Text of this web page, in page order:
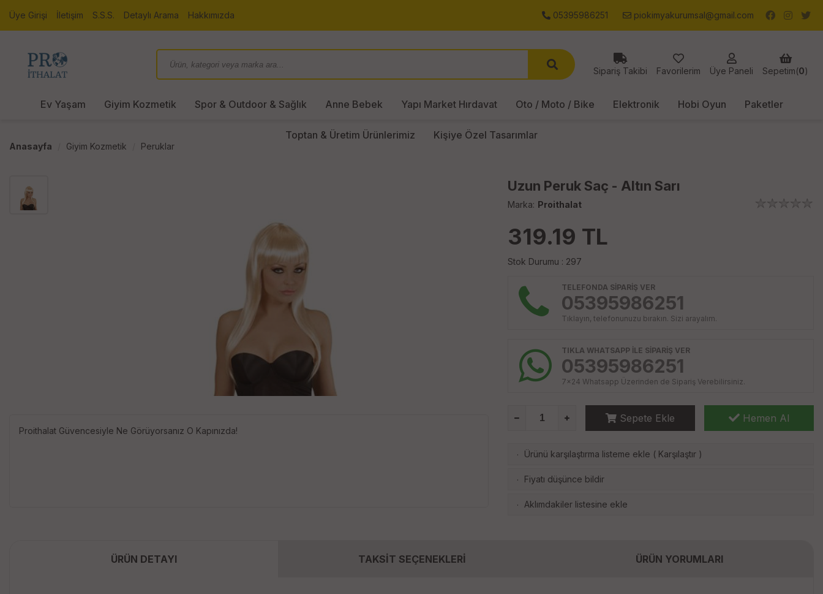
Üye Girişi İletişim S.S.S. Detaylı Arama Hakkımızda 05395986251 piokimyakurumsal@gmail.com
Sipariş Takibi Favorilerim Üye Paneli Sepetim(0)
Ev Yaşam Giyim Kozmetik Spor & Outdoor & Sağlık Anne Bebek Yapı Market Hırdavat Oto / Moto / Bike Elektronik Hobi Oyun Paketler
Toptan & Üretim Ürünlerimiz Kişiye Özel Tasarımlar
Anasayfa Giyim Kozmetik Peruklar
Proithalat Güvencesiyle Ne Görüyorsanız O Kapınızda!
Uzun Peruk Saç - Altın Sarı
Marka: Proithalat
319.19 TL
Stok Durumu : 297
TELEFONDA SİPARİŞ VER
05395986251
Tıklayın, telefonunuzu bırakın. Sizi arayalım.
TIKLA WHATSAPP İLE SİPARİŞ VER
05395986251
7x24 Whatsapp Üzerinden de Sipariş Verebilirsiniz.
Sepete Ekle Hemen Al
· Ürünü karşılaştırma listeme ekle ( Karşılaştır )
· Fiyatı düşünce bildir
· Aklımdakiler listesine ekle
ÜRÜN DETAYI TAKSİT SEÇENEKLERİ ÜRÜN YORUMLARI